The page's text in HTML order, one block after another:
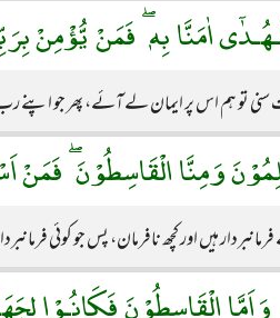
اٰمَنَّا بِهٖ ۖ فَمَنْ يُّؤْمِنْ
تو ہم اس پر ایمان لے آئے، پھر جو اپنے رب
وَمِنَّا الْقَاسِطُوْنَ
ہیں اور کچھ نافرمان، پس جو کوئی
وَاَمَّا الْقَاسِطُوْنَ فَكَانُـوْا